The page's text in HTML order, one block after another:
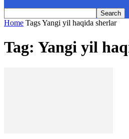
Home TagsYangi yil haqida sherlar
Tag: Yangi yil